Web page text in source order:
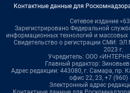
Контактные данные для
Сетевое издание
Зарегистрировано Федеральной
информационных технологий и
Свидетельство о регистрации СМИ:
2023 г.
Учредитель: ООО
Главный редактор:
Адрес редакции: 443080, г. Самара, пр.
офис 22, 23, +7 (960)
Электронный адрес